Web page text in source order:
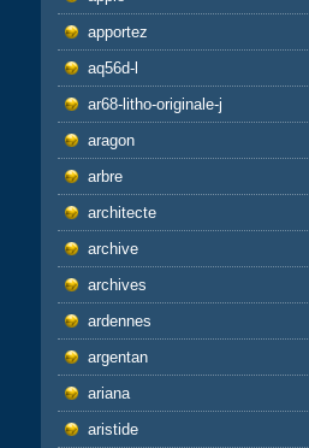
apportez
aq56d-l
ar68-litho-originale-j
aragon
arbre
architecte
archive
archives
ardennes
argentan
ariana
aristide